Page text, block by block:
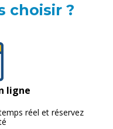
choisir ?
ligne
réel et réservez